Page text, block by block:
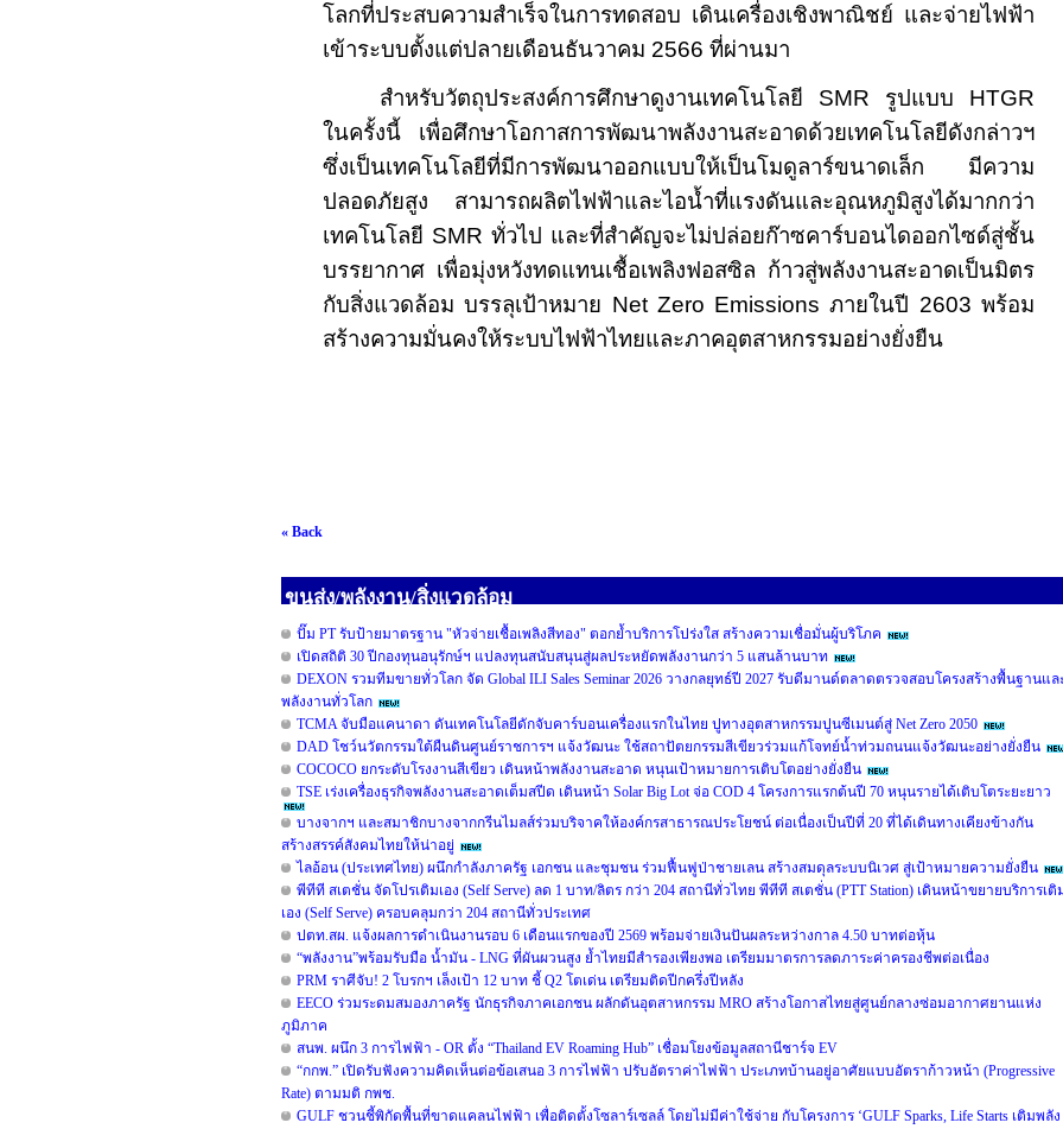
โลกที่ประสบความสำเร็จในการทดสอบ เดินเครื่องเชิงพาณิชย์ และจ่ายไฟฟ้า
เข้าระบบตั้งแต่ปลายเดือนธันวาคม 2566 ที่ผ่านมา
สำหรับวัตถุประสงค์การศึกษาดูงานเทคโนโลยี SMR รูปแบบ HTGR
ในครั้งนี้ เพื่อศึกษาโอกาสการพัฒนาพลังงานสะอาดด้วยเทคโนโลยีดังกล่าวฯ
ซึ่งเป็นเทคโนโลยีที่มีการพัฒนาออกแบบให้เป็นโมดูลาร์ขนาดเล็ก มีความ
ปลอดภัยสูง สามารถผลิตไฟฟ้าและไอน้ำที่แรงดันและอุณหภูมิสูงได้มากกว่า
เทคโนโลยี SMR ทั่วไป และที่สำคัญจะไม่ปล่อยก๊าซคาร์บอนไดออกไซด์สู่ชั้น
บรรยากาศ เพื่อมุ่งหวังทดแทนเชื้อเพลิงฟอสซิล ก้าวสู่พลังงานสะอาดเป็นมิตร
กับสิ่งแวดล้อม บรรลุเป้าหมาย Net Zero Emissionsภายในปี 2603พร้อม
สร้างความมั่นคงให้ระบบไฟฟ้าไทยและภาคอุตสาหกรรมอย่างยั่งยืน
« Back
ขนส่ง/พลังงาน/สิ่งแวดล้อม
ปั๊ม PT รับป้ายมาตรฐาน "หัวจ่ายเชื้อเพลิงสีทอง" ตอกย้ำบริการโปร่งใส สร้างความเชื่อมั่นผู้บริโภค
เปิดสถิติ 30 ปีกองทุนอนุรักษ์ฯ แปลงทุนสนับสนุนสู่ผลประหยัดพลังงานกว่า 5 แสนล้านบาท
DEXON รวมทีมขายทั่วโลก จัด Global ILI Sales Seminar 2026 วางกลยุทธ์ปี 2027 รับดีมานด์ตลาดตรวจสอบโครงสร้างพื้นฐานแล
พลังงานทั่วโลก
TCMA จับมือแคนาดา ดันเทคโนโลยีดักจับคาร์บอนเครื่องแรกในไทย ปูทางอุตสาหกรรมปูนซีเมนต์สู่ Net Zero 2050
DAD โชว์นวัตกรรมใต้ผืนดินศูนย์ราชการฯ แจ้งวัฒนะ ใช้สถาปัตยกรรมสีเขียวร่วมแก้โจทย์น้ำท่วมถนนแจ้งวัฒนะอย่างยั่งยืน
COCOCO ยกระดับโรงงานสีเขียว เดินหน้าพลังงานสะอาด หนุนเป้าหมายการเติบโตอย่างยั่งยืน
TSE เร่งเครื่องธุรกิจพลังงานสะอาดเต็มสปีด เดินหน้า Solar Big Lot จ่อ COD 4 โครงการแรกต้นปี 70 หนุนรายได้เติบโตระยะยาว
บางจากฯ และสมาชิกบางจากกรีนไมลส์ร่วมบริจาคให้องค์กรสาธารณประโยชน์ ต่อเนื่องเป็นปีที่ 20 ที่ได้เดินทางเคียงข้างกัน
สร้างสรรค์สังคมไทยให้น่าอยู่
ไลอ้อน (ประเทศไทย) ผนึกกำลังภาครัฐ เอกชน และชุมชน ร่วมฟื้นฟูป่าชายเลน สร้างสมดุลระบบนิเวศ สู่เป้าหมายความยั่งยืน
พีทีที สเตชั่น จัดโปรเติมเอง (Self Serve) ลด 1 บาท/ลิตร กว่า 204 สถานีทั่วไทย พีทีที สเตชั่น (PTT Station) เดินหน้าขยายบริการเติ
เอง (Self Serve) ครอบคลุมกว่า 204 สถานีทั่วประเทศ
ปตท.สผ. แจ้งผลการดำเนินงานรอบ 6 เดือนแรกของปี 2569 พร้อมจ่ายเงินปันผลระหว่างกาล 4.50 บาทต่อหุ้น
“พลังงาน”พร้อมรับมือ น้ำมัน - LNG ที่ผันผวนสูง ย้ำไทยมีสำรองเพียงพอ เตรียมมาตรการลดภาระค่าครองชีพต่อเนื่อง
PRM ราศีจับ! 2 โบรกฯ เล็งเป้า 12 บาท ชี้ Q2 โตเด่น เตรียมติดปีกครึ่งปีหลัง
EECO ร่วมระดมสมองภาครัฐ นักธุรกิจภาคเอกชน ผลักดันอุตสาหกรรม MRO สร้างโอกาสไทยสู่ศูนย์กลางซ่อมอากาศยานแห่ง
ภูมิภาค
สนพ. ผนึก 3 การไฟฟ้า - OR ตั้ง “Thailand EV Roaming Hub” เชื่อมโยงข้อมูลสถานีชาร์จ EV
“กกพ.” เปิดรับฟังความคิดเห็นต่อข้อเสนอ 3 การไฟฟ้า ปรับอัตราค่าไฟฟ้า ประเภทบ้านอยู่อาศัยแบบอัตราก้าวหน้า (Progressive
Rate) ตามมติ กพช.
GULF ชวนชี้พิกัดพื้นที่ขาดแคลนไฟฟ้า เพื่อติดตั้งโซลาร์เซลล์ โดยไม่มีค่าใช้จ่าย กับโครงการ ‘GULF Sparks, Life Starts เติมพลัง